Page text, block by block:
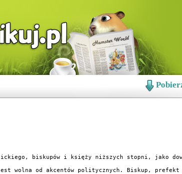
biskupów i księży niższych stopni, jako
wolna od akcentów politycznych. Biskup,